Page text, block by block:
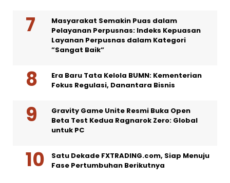
Masyarakat Semakin Puas dalam
Pelayanan Perpusnas: Indeks Kepuasan
Layanan Perpusnas dalam Kategori
”Sangat Baik”
Era Baru Tata Kelola BUMN: Kementerian
Fokus Regulasi, Danantara Bisnis
Gravity Game Unite Resmi Buka Open
Beta Test Kedua Ragnarok Zero: Global
untuk PC
Satu Dekade FXTRADING.com, Siap Menuju
Fase Pertumbuhan Berikutnya